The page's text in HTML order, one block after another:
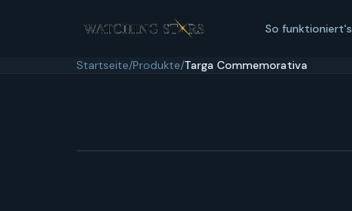
So funktioniert's
Startseite/Produkte/Targa Commemorativa